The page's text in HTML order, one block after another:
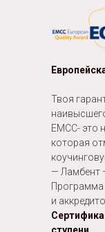
Твоя
EMCC- это
которая
— Ламбент
и
ступени.